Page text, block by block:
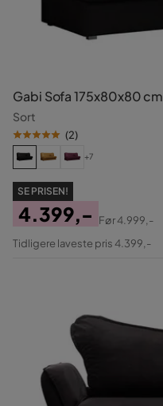
Gabi Sofa 175x80x80 cm
Sort
(2)
+7
SE PRISEN!
Pris
4.399,-
Original
Før4.999,-
Tidligere laveste pris 4.399,-